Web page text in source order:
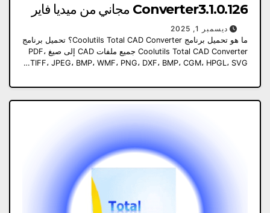
Converter3.1.0.126 مجاني من ميديا ​​فاير
ديسمبر 1, 2025
ما هو تحميل برنامج Coolutils Total CAD Converter؟ تحميل برنامج
Coolutils Total CAD Converter جميع ملفات CAD إلى صيغ PDF،
TIFF، JPEG، BMP، WMF، PNG، DXF، BMP، CGM، HPGL، SVG…